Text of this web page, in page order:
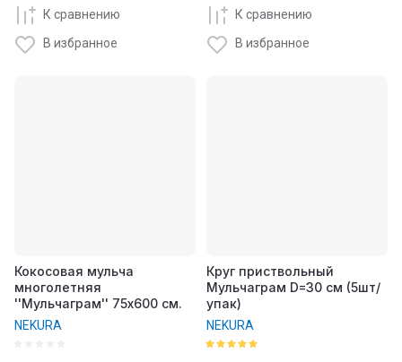
К сравнению
В избранное
К сравнению
В избранное
Кокосовая мульча
многолетняя
''Мульчаграм'' 75х600 см.
NEKURA
Круг приствольный
Мульчаграм D=30 см (5шт/
упак)
NEKURA